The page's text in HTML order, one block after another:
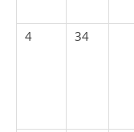
4
34